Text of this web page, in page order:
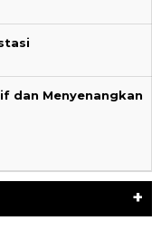
dan Menyenangkan
+